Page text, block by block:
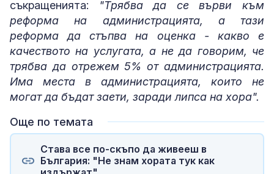
съкращенията:
"Трябва да се върви към
реформа на администрацията, а тази
реформа да стъпва на оценка - какво е
качеството на услугата, а не да говорим, че
трябва да отрежем 5% от администрацията.
Има места в администрацията, които не
могат да бъдат заети, заради липса на хора".
Още по темата
Става все по-скъпо да живееш в
България: "Не знам хората тук как